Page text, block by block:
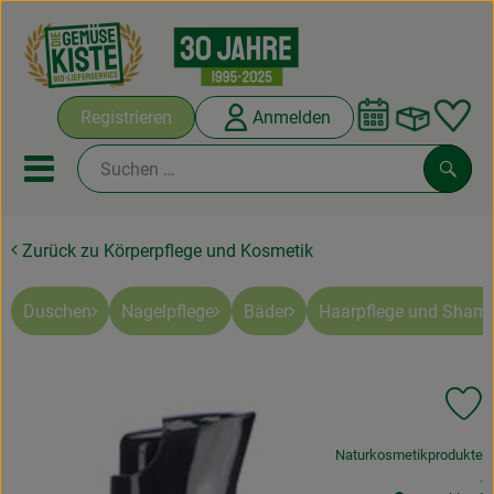
Registrieren Anmelden
Mobiles Menu öffnen oder
Abokisten
Kochboxen
Zurück zu Körperpflege und Kosmetik
Duschen Nagelpflege Bäder Haarpflege und
, Verband:
Naturkosmetikprodukte
,
.